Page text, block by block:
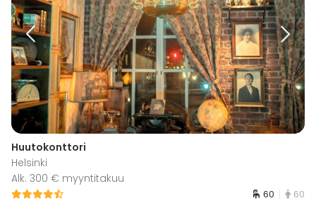
Huutokonttori
Helsinki
Alk. 300 € myyntitakuu
60 60